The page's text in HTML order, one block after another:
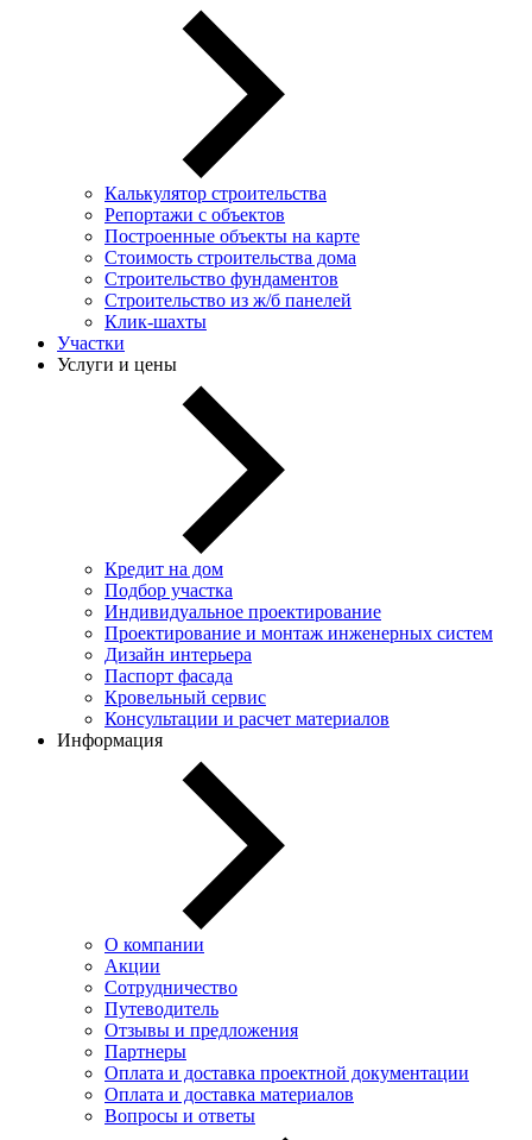
Калькулятор строительства
Репортажи с объектов
Построенные объекты на карте
Стоимость строительства дома
Строительство фундаментов
Строительство из ж/б панелей
Клик-шахты
Участки
Услуги и цены
Кредит на дом
Подбор участка
Индивидуальное проектирование
Проектирование и монтаж инженерных систем
Дизайн интерьера
Паспорт фасада
Кровельный сервис
Консультации и расчет материалов
Информация
О компании
Акции
Сотрудничество
Путеводитель
Отзывы и предложения
Партнеры
Оплата и доставка проектной документации
Оплата и доставка материалов
Вопросы и ответы